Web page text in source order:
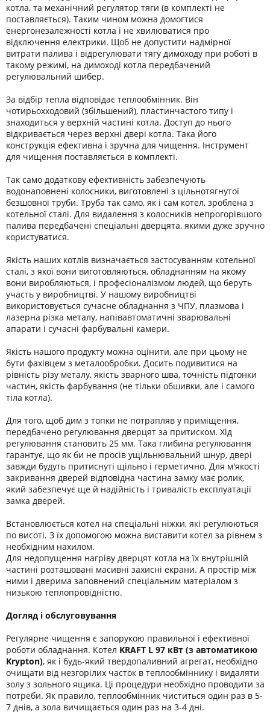
котла, та механічний регулятор тяги (в комплекті не
поставляється). Таким чином можна домогтися
енергонезалежності котла і не хвилюватися про
відключення електрики. Щоб не допустити надмірної
витрати палива і відрегулювати тягу димоходу при роботі в
такому режимі, на димоході котла передбачений
регулювальний шибер.
За відбір тепла відповідає теплообмінник. Він
чотирьохходовий (збільшений), пластинчастого типу і
знаходиться у верхній частині котла. Доступ до нього
відкривається через верхні двері котла. Така його
конструкція ефективна і зручна для чищення. Інструмент
для чищення поставляється в комплекті.
Так само додаткову ефективність забезпечують
водонаповнені колосники, виготовлені з цільнотягнутої
безшовної труби. Труба так само, як і сам котел, зроблена з
котельної сталі. Для видалення з колосників непрогорівшого
палива передбачені спеціальні дверцята, якими дуже зручно
користуватися.
Якість наших котлів визначається застосуванням котельної
сталі, з якої вони виготовляються, обладнанням на якому
вони виробляються, і професіоналізмом людей, що беруть
участь у виробництві. У нашому виробництві
використовується сучасне обладнання з ЧПУ, плазмова і
лазерна різка металу, напівавтоматичні зварювальні
апарати і сучасні фарбувальні камери.
Якість нашого продукту можна оцінити, але при цьому не
бути фахівцем з металообробки. Досить подивитися на
рівність різу металу, якість зварного шва, точність підгонки
частин, якість фарбування (не тільки обшивки, але і самого
тіла котла).
Для того, щоб дим з топки не потрапляв у приміщення,
передбачено регулювання дверцят за притиском. Хід
регулювання становить 25 мм. Така глибина регулювання
гарантує, що як би не просів ущільнювальний шнур, двері
завжди будуть притиснуті щільно і герметично. Для м'якості
закривання дверей відповідна частина замку має ролик,
який забезпечує ще й надійність і тривалість експлуатації
замка дверей.
Встановлюється котел на спеціальні ніжки, які регулюються
по висоті. З їх допомогою можна виставити котел за рівнем з
необхідним нахилом.
Для недопущення нагріву дверцят котла на їх внутрішній
частині розташовані масивні захисні екрани. А простір між
ними і дверима заповнений спеціальним матеріалом з
низькою теплопровідністю.
Догляд і обслуговування
Регулярне чищення є запорукою правильної і ефективної
роботи обладнання. Котел KRAFT L 97 кВт (з автоматикою
Krypton), як і будь-який твердопаливний агрегат, необхідно
очищати від незгорілих часток в теплообміннику і видаляти
золу з зольного ящика. Ці процедури необхідно проводити за
потреби. Як правило, теплообмінник чиститься один раз в 5-
7 днів, а зола вичищається один раз на 3-4 дні.